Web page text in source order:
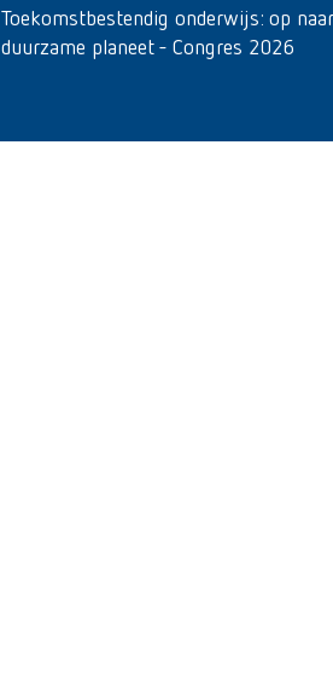
Toekomstbestendig onderwijs: op
duurzame planeet - Congres 2026